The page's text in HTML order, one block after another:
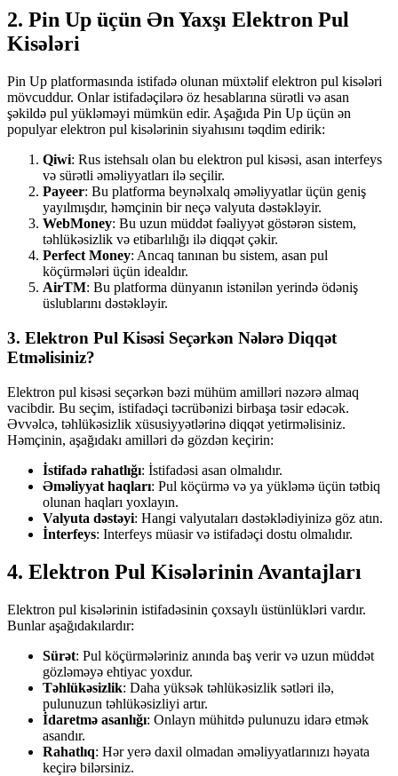
2. Pin Up üçün Ən Yaxşı Elektron Pul
Kisələri
Pin Up platformasında istifadə olunan müxtəlif elektron pul kisələri
mövcuddur. Onlar istifadəçilərə öz hesablarına sürətli və asan
şəkildə pul yükləməyi mümkün edir. Aşağıda Pin Up üçün ən
populyar elektron pul kisələrinin siyahısını təqdim edirik:
Qiwi: Rus istehsalı olan bu elektron pul kisəsi, asan interfeys
və sürətli əməliyyatları ilə seçilir.
Payeer: Bu platforma beynəlxalq əməliyyatlar üçün geniş
yayılmışdır, həmçinin bir neçə valyuta dəstəkləyir.
WebMoney: Bu uzun müddət fəaliyyət göstərən sistem,
təhlükəsizlik və etibarlılığı ilə diqqət çəkir.
Perfect Money: Ancaq tanınan bu sistem, asan pul
köçürmələri üçün idealdır.
AirTM: Bu platforma dünyanın istənilən yerində ödəniş
üslublarını dəstəkləyir.
3. Elektron Pul Kisəsi Seçərkən Nələrə Diqqət
Etməlisiniz?
Elektron pul kisəsi seçərkən bəzi mühüm amilləri nəzərə almaq
vacibdir. Bu seçim, istifadəçi təcrübənizi birbaşa təsir edəcək.
Əvvəlcə, təhlükəsizlik xüsusiyyətlərinə diqqət yetirməlisiniz.
Həmçinin, aşağıdakı amilləri də gözdən keçirin:
İstifadə rahatlığı: İstifadəsi asan olmalıdır.
Əməliyyat haqları: Pul köçürmə və ya yükləmə üçün tətbiq
olunan haqları yoxlayın.
Valyuta dəstəyi: Hangi valyutaları dəstəklədiyinizə göz atın.
İnterfeys: Interfeys müasir və istifadəçi dostu olmalıdır.
4. Elektron Pul Kisələrinin Avantajları
Elektron pul kisələrinin istifadəsinin çoxsaylı üstünlükləri vardır.
Bunlar aşağıdakılardır:
Sürət: Pul köçürmələriniz anında baş verir və uzun müddət
gözləməyə ehtiyac yoxdur.
Təhlükəsizlik: Daha yüksək təhlükəsizlik sətləri ilə,
pulunuzun təhlükəsizliyi artır.
İdaretmə asanlığı: Onlayn mühitdə pulunuzu idarə etmək
asandır.
Rahatlıq: Hər yerə daxil olmadan əməliyyatlarınızı həyata
keçirə bilərsiniz.